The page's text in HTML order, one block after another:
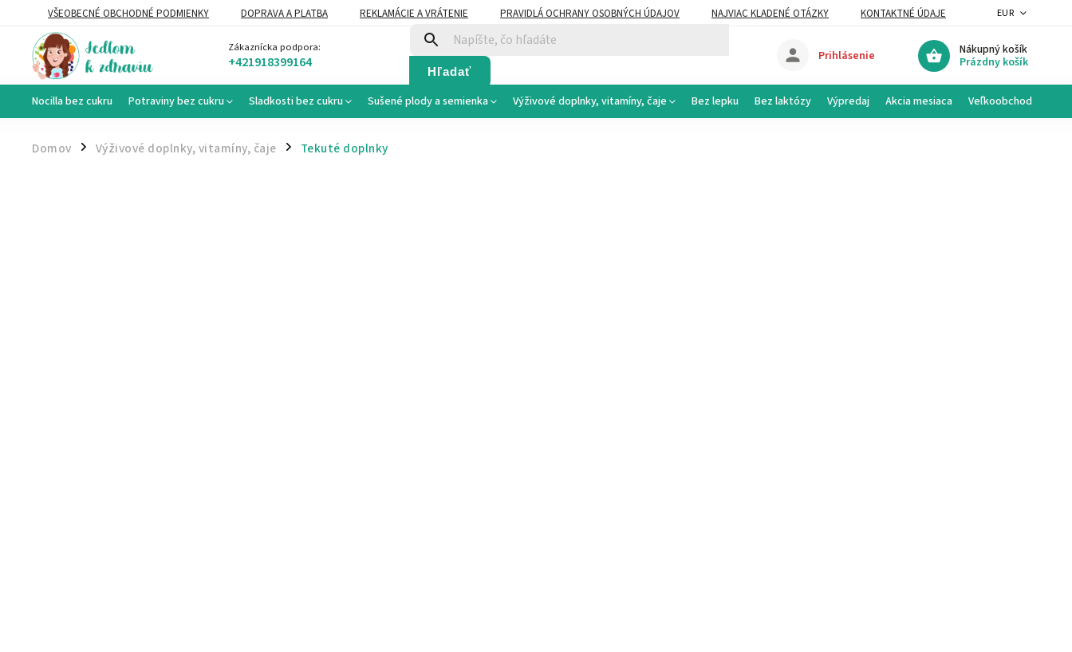
VŠEOBECNÉ OBCHODNÉ PODMIENKY DOPRAVA A PLATBA REKLAMÁCIE A VRÁTENIE PRAVIDLÁ OCHRANY OSOBNÝCH ÚDAJOV NAJVIAC KLADENÉ OTÁZKY
KONTAKTNÉ ÚDAJE
VEĽKOOBCHOD
EUR
Zákaznícka podpora:
+421918399164 Hľadať
Nákupný košík
Prázdny košík
Prihlásenie
Nocilla bez cukru Potraviny bez cukru Sladkosti bez cukru Sušené plody a semienka Výživové doplnky, vitamíny, čaje Bez lepku Bez laktózy Výpredaj Akcia mesiaca Veľkoobchod
Domov / Výživové doplnky, vitamíny, čaje / Tekuté doplnky